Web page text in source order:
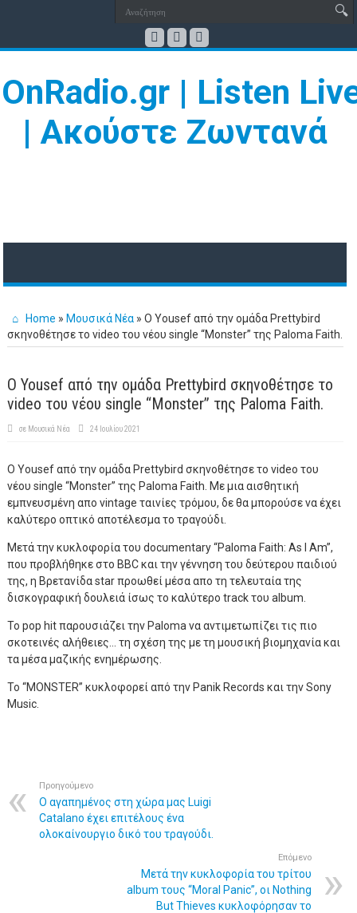
Home » Μουσικά Νέα » Ο Yousef από την ομάδα Prettybird
σκηνοθέτησε το video του νέου single “Monster” της Paloma Faith.
Ο Yousef από την ομάδα Prettybird σκηνοθέτησε το
video του νέου single “Monster” της Paloma Faith.
σε Μουσικά Νέα 24 Ιουλίου 2021
Ο Yousef από την ομάδα Prettybird σκηνοθέτησε το video του
νέου single “Monster” της Paloma Faith. Με μια αισθητική
εμπνευσμένη απο vintage ταινίες τρόμου, δε θα μπορούσε να έχει
καλύτερο οπτικό αποτέλεσμα το τραγούδι.
Μετά την κυκλοφορία του documentary “Paloma Faith: As I Am”,
που προβλήθηκε στο BBC και την γέννηση του δεύτερου παιδιού
της, η Βρετανίδα star προωθεί μέσα απο τη τελευταία της
δισκογραφική δουλειά ίσως το καλύτερο track του album.
Το pop hit παρουσιάζει την Paloma να αντιμετωπίζει τις πιο
σκοτεινές αλήθειες… τη σχέση της με τη μουσική βιομηχανία και
τα μέσα μαζικής ενημέρωσης.
To “MONSTER” κυκλοφορεί από την Panik Records και την Sony
Music.
Προηγούμενο
O αγαπημένος στη χώρα μας Luigi
Catalano έχει επιτέλους ένα
ολοκαίνουργιο δικό του τραγούδι.
Επόμενο
Μετά την κυκλοφορία του τρίτου
album τους “Moral Panic”, οι Nothing
But Thieves κυκλοφόρησαν το